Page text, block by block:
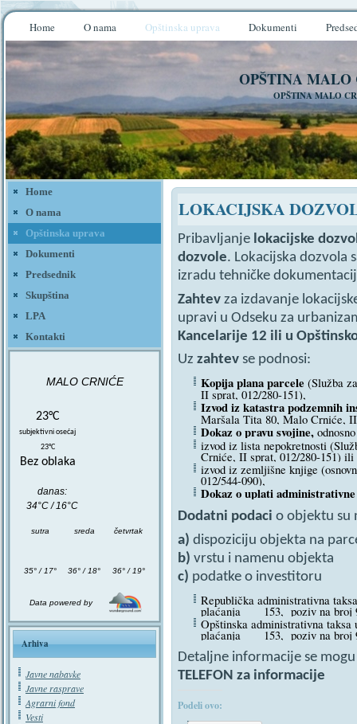
Home O nama Opštinska uprava Dokumenti
OPŠTINA MALO
OPŠTINA MALO
Home
O nama
Opštinska uprava
Dokumenti
Predsednik
Skupština
LPA
Kontakti
MALO CRNIĆE
23°C
subjektivni osećaj
23°C
Bez oblaka
danas:
34°C / 16°C
sutra sreda četvrtak
35° / 17° 36° / 18° 36° / 19°
Data powered by
Arhiva
Javne nabavke
Javne rasprave
Agrarni fond
Vesti
LOKACIJSKA
Pribavljanje lokacijske
dozvole. Lokacijska dozvola
izradu tehničke
Zahtev za izdavanje
upravi u Odseku za
Kancelarije ­­­­12 ili u
Uz zahtev se podnosi:
Kopija plana parcele (Služba
II sprat, 012/280-151),
Izvod iz katastra podzemnih
Maršala Tita 80, Malo Crniće,
Dokaz o pravu svojine,
izvod iz lista nepokretnosti
Crniće, II sprat, 012/280-151) ili
izvod iz zemljišne knjige
012/544-090),
Dokaz o uplati
Dodatni podaci o objektu su
a) dispoziciju objekta na
b) vrstu i namenu objekta
c) podatke o investitoru
Republička administrativna
plaćanja 153, poziv na broj
Opštinska administrativna
plaćanja 153, poziv na broj
Detaljne informacije se
TELEFON za informacije
Podeli ovo: